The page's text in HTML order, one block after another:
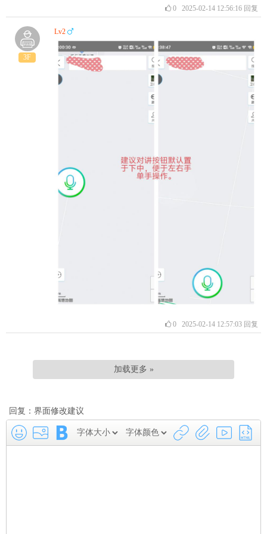
02025-02-14 12:56:16 回复
3F
Lv2
02025-02-14 12:57:03 回复
加载更多 »
回复：界面修改建议